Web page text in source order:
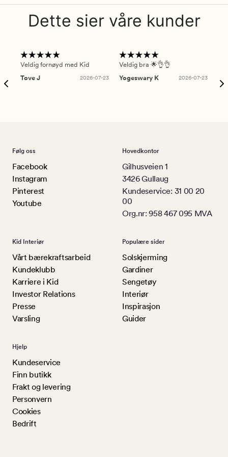
Dette sier våre kunder
Veldig fornøyd med Kid
Tove J
2026-07-23
Veldig bra 🌟👌👌
Yogeswary K
2026-07-23
Følg oss
Facebook
Instagram
Pinterest
Youtube
Hovedkontor
Gilhusveien 1
3426 Gullaug
Kundeservice: 31 00 20
00
Org.nr: 958 467 095 MVA
Kid Interiør
Vårt bærekraftsarbeid
Kundeklubb
Karriere i Kid
Investor Relations
Presse
Varsling
Populære sider
Solskjerming
Gardiner
Sengetøy
Interiør
Inspirasjon
Guider
Hjelp
Kundeservice
Finn butikk
Frakt og levering
Personvern
Cookies
Bedrift